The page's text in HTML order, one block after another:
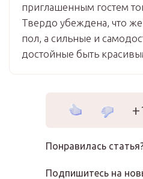
приглашенным гостем
Твердо убеждена, что
пол, а сильные и
достойные быть
Понравилась
Подпишитесь на